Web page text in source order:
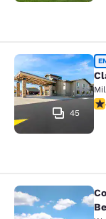
Clarion
45
Country